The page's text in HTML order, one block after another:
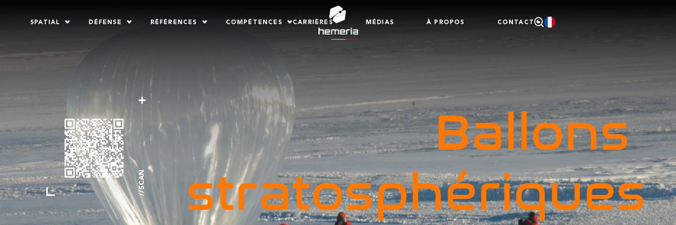
SPATIAL DÉFENSE RÉFÉRENCES COMPÉTENCES CARRIÈRES MÉDIAS À PROPOS CONTACT
Ballons
stratosphériques
//SCAN